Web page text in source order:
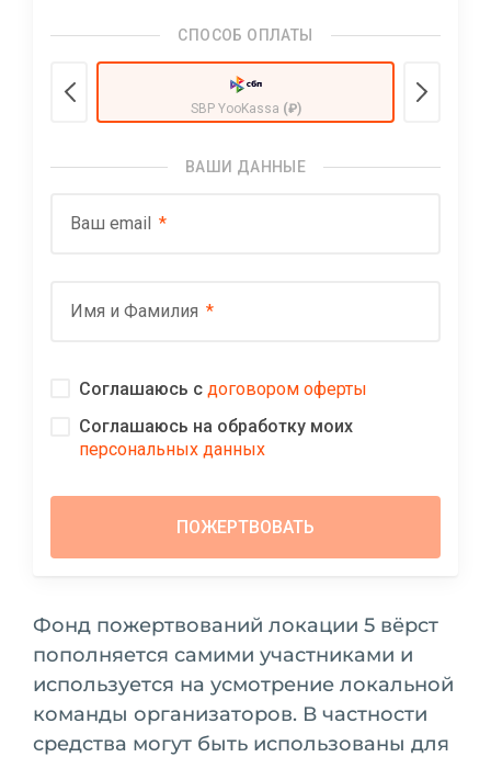
СПОСОБ ОПЛАТЫ
SBP YooKassa (₽)
ВАШИ ДАННЫЕ
Ваш email
Имя и Фамилия
Соглашаюсь с договором оферты
Соглашаюсь на обработку моих
персональных данных
Фонд пожертвований локации 5 вёрст
пополняется самими участниками и
используется на усмотрение локальной
команды организаторов. В частности
средства могут быть использованы для